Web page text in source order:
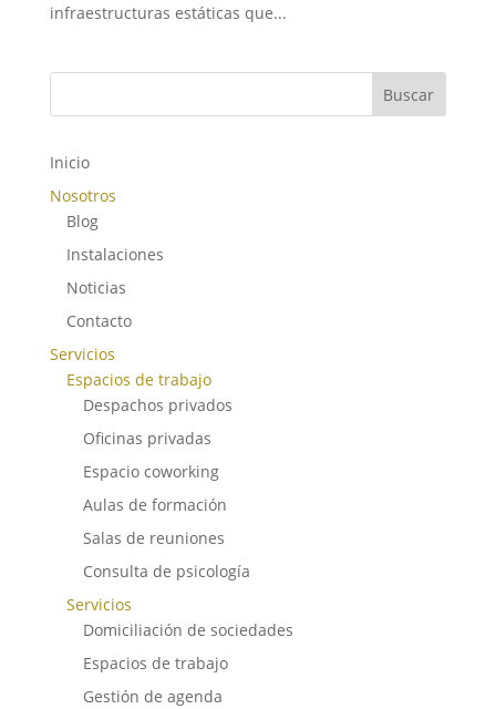
infraestructuras estáticas que...
Buscar
Inicio
Nosotros
Blog
Instalaciones
Noticias
Contacto
Servicios
Espacios de trabajo
Despachos privados
Oficinas privadas
Espacio coworking
Aulas de formación
Salas de reuniones
Consulta de psicología
Servicios
Domiciliación de sociedades
Espacios de trabajo
Gestión de agenda